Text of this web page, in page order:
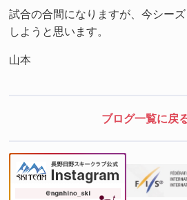
試合の合間になりますが、今シー
しようと思います。
山本
ブログ一覧に戻